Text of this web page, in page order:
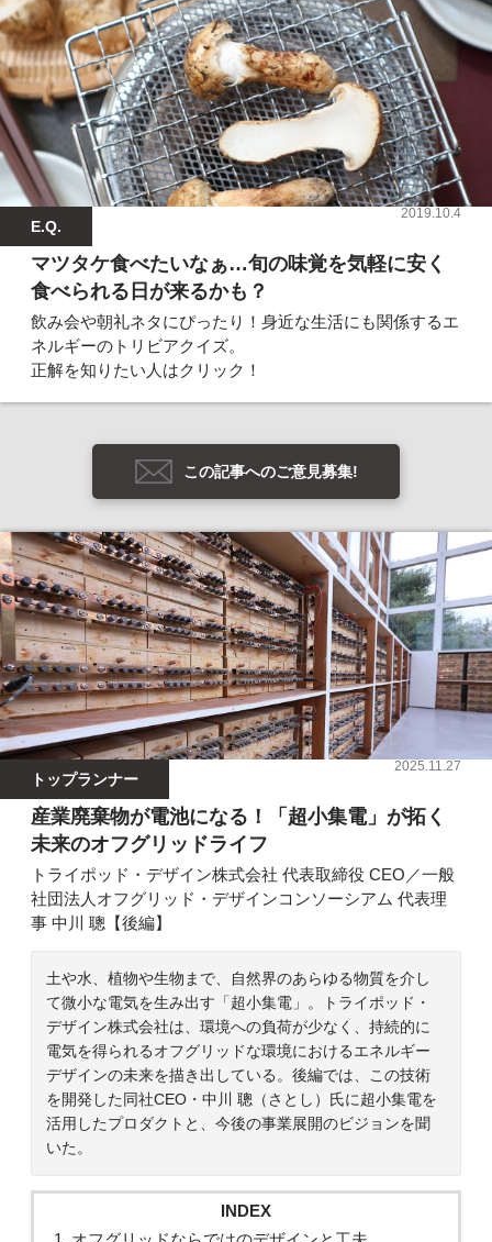
E.Q.
2019.10.4
マツタケ食べたいなぁ…旬の味覚を気軽に安く
食べられる日が来るかも？
飲み会や朝礼ネタにぴったり！身近な生活にも関係するエ
ネルギーのトリビアクイズ。
正解を知りたい人はクリック！
この記事へのご意見募集!
トップランナー
2025.11.27
産業廃棄物が電池になる！「超小集電」が拓く
未来のオフグリッドライフ
トライポッド・デザイン株式会社 代表取締役 CEO／一般
社団法人オフグリッド・デザインコンソーシアム 代表理
事 中川 聰【後編】
土や水、植物や生物まで、自然界のあらゆる物質を介し
て微小な電気を生み出す「超小集電」。トライポッド・
デザイン株式会社は、環境への負荷が少なく、持続的に
電気を得られるオフグリッドな環境におけるエネルギー
デザインの未来を描き出している。後編では、この技術
を開発した同社CEO・中川 聰（さとし）氏に超小集電を
活用したプロダクトと、今後の事業展開のビジョンを聞
いた。
INDEX